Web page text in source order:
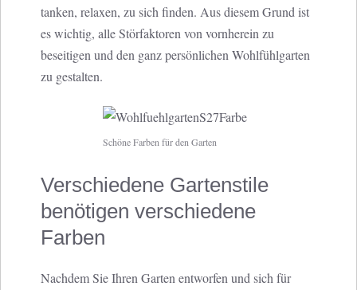
tanken, relaxen, zu sich finden. Aus diesem Grund ist
es wichtig, alle Störfaktoren von vornherein zu
beseitigen und den ganz persönlichen Wohlfühlgarten
zu gestalten.
Schöne Farben für den Garten
Verschiedene Gartenstile
benötigen verschiedene
Farben
Nachdem Sie Ihren Garten entworfen und sich für